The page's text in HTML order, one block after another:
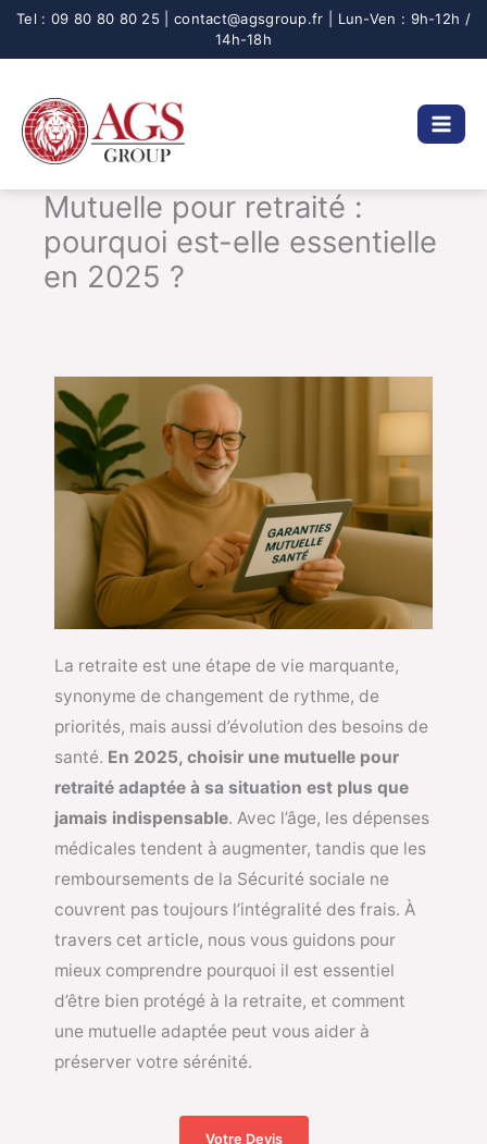
Aller
Mutuelle pour retraité :
pourquoi est-elle essentielle
en 2025 ?
La retraite est une étape de vie marquante,
synonyme de changement de rythme, de
priorités, mais aussi d’évolution des besoins de
santé. En 2025, choisir une mutuelle pour
retraité adaptée à sa situation est plus que
jamais indispensable. Avec l’âge, les dépenses
médicales tendent à augmenter, tandis que les
remboursements de la Sécurité sociale ne
couvrent pas toujours l’intégralité des frais. À
travers cet article, nous vous guidons pour
mieux comprendre pourquoi il est essentiel
d’être bien protégé à la retraite, et comment
une mutuelle adaptée peut vous aider à
préserver votre sérénité.
Votre Devis